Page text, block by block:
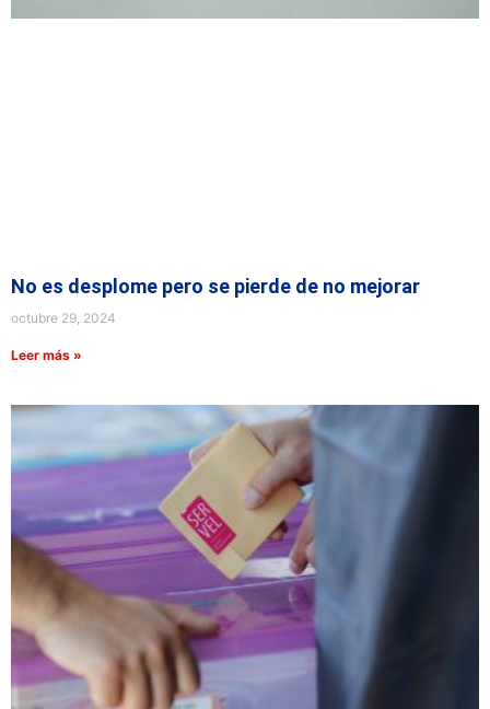
No es desplome pero se pierde de no mejorar
octubre 29, 2024
Leer más »